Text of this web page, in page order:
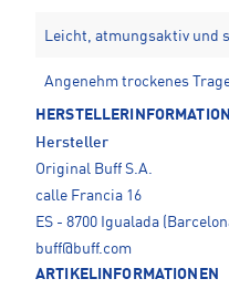
Leicht, atmungsaktiv und
Angenehm trockenes
Hersteller
Original Buff S.A.
calle Francia 16
ES - 8700 Igualada
buff@buff.com
ARTIKELINFORMATIONEN